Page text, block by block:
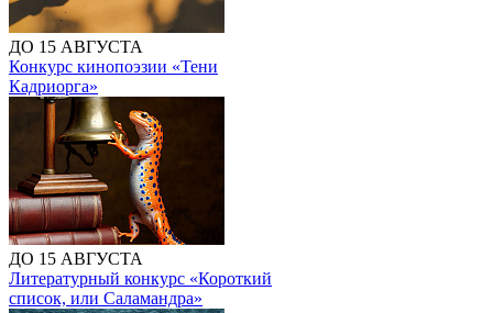
ДО 15 АВГУСТА
Конкурс кинопоэзии «Тени
Кадриорга»
ДО 15 АВГУСТА
Литературный конкурс «Короткий
список, или Саламандра»